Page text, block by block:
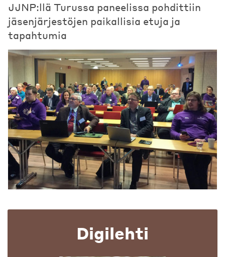
JJNP:llä Turussa paneelissa pohdittiin
jäsenjärjestöjen paikallisia etuja ja
tapahtumia
Digilehti